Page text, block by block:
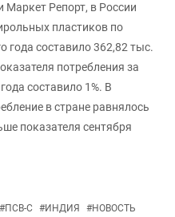
Маркет Репорт, в России
пластиков по
года составило 362,82 тыс.
потребления за
составило 1%. В
в стране равнялось
показателя сентября
#ПСВ-С #ИНДИЯ #НОВОСТЬ